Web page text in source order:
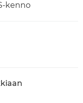
kenno